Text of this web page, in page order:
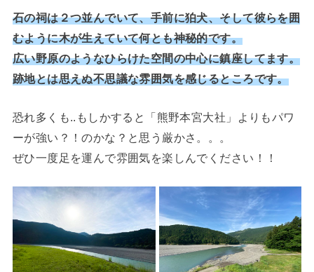
石の祠は２つ並んでいて、手前に狛犬、そして彼らを囲
むように木が生えていて何とも神秘的です。
広い野原のようなひらけた空間の中心に鎮座してます。
跡地とは思えぬ不思議な雰囲気を感じるところです。
恐れ多くも..もしかすると「熊野本宮大社」よりもパワ
ーが強い？！のかな？と思う厳かさ。。。
ぜひ一度足を運んで雰囲気を楽しんでください！！